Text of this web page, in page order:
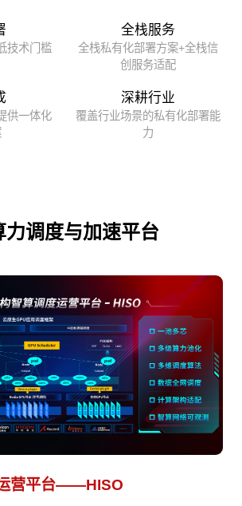
技术门槛
全栈服务
全栈私有化部署方案+全栈信
创服务适配
供一体化
深耕行业
覆盖行业场景的私有化部署能
力
力调度与加速平台
营平台——HISO